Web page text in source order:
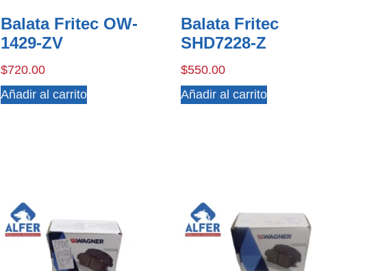
Balata Fritec OW-
1429-ZV
$720.00
Añadir al carrito
Balata Fritec
SHD7228-Z
$550.00
Añadir al carrito